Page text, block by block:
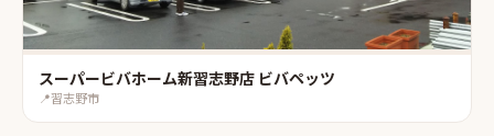
スーパービバホーム新習志野店 ビバペッツ
📍習志野市